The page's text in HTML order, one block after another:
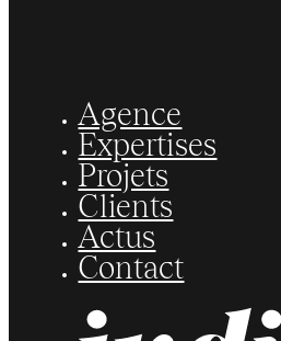
Agence
Expertises
Projets
Clients
Actus
Contact